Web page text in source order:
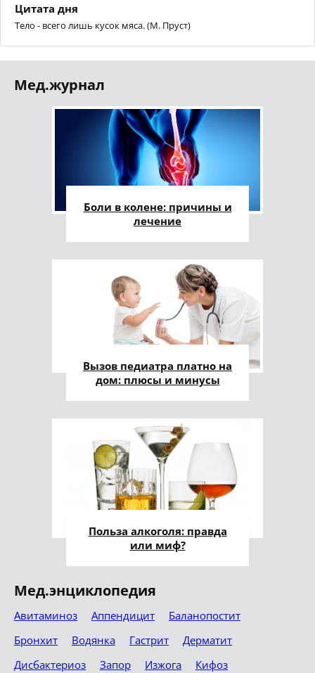
Цитата дня
Тело - всего лишь кусок мяса. (М. Пруст)
Мед.журнал
Боли в колене: причины и
лечение
Вызов педиатра платно на
дом: плюсы и минусы
Польза алкоголя: правда
или миф?
Мед.энциклопедия
Авитаминоз Аппендицит
Баланопостит
Бронхит
Водянка Гастрит
Дерматит
Дисбактериоз
Запор Изжога
Кифоз